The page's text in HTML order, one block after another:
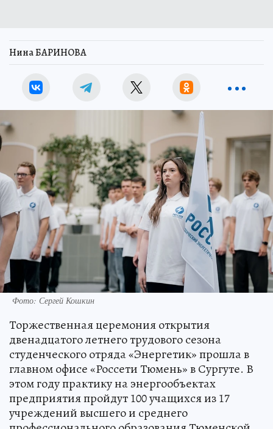
Нина БАРИНОВА
Фото: Сергей Кошкин
Торжественная церемония открытия
двенадцатого летнего трудового сезона
студенческого отряда «Энергетик» прошла в
главном офисе «Россети Тюмень» в Сургуте. В
этом году практику на энергообъектах
предприятия пройдут 100 учащихся из 17
учреждений высшего и среднего